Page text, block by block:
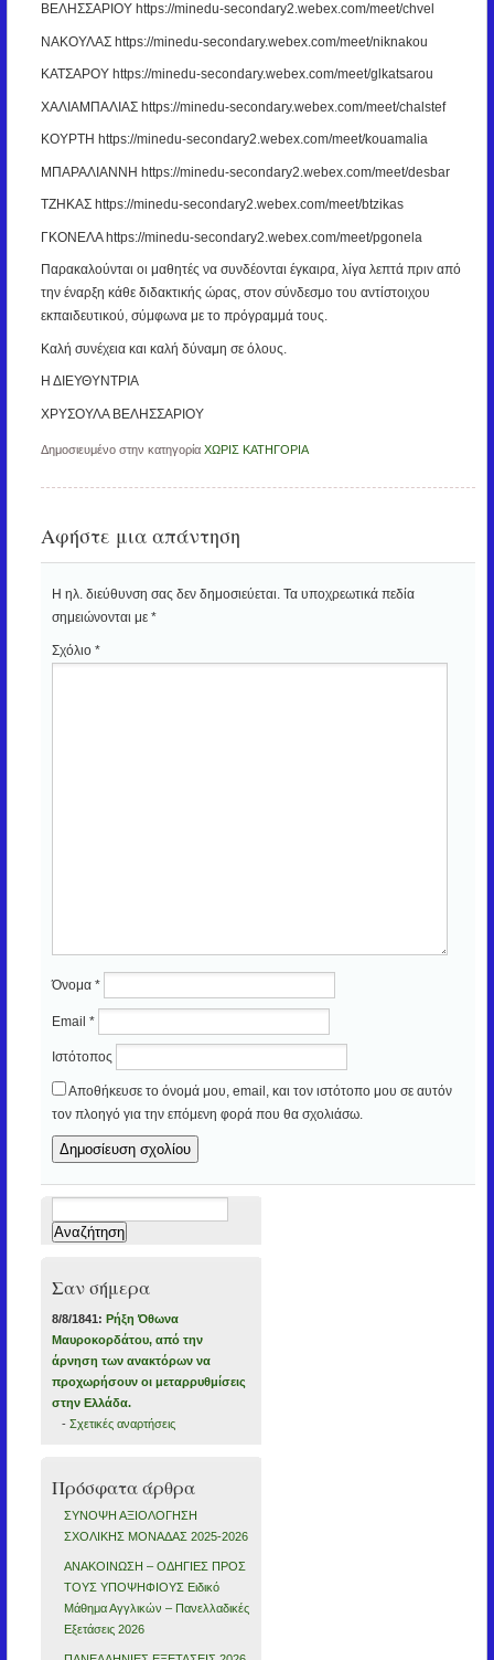
ΒΕΛHΣΣΑΡΙΟΥ https://minedu-secondary2.webex.com/meet/chvel
ΝΑΚΟΥΛΑΣ https://minedu-secondary.webex.com/meet/niknakou
ΚΑΤΣΑΡΟΥ https://minedu-secondary.webex.com/meet/glkatsarou
ΧΑΛΙΑΜΠΑΛΙΑΣ https://minedu-secondary.webex.com/meet/chalstef
ΚΟΥΡΤΗ https://minedu-secondary2.webex.com/meet/kouamalia
ΜΠΑΡΑΛΙΑΝΝΗ https://minedu-secondary2.webex.com/meet/desbar
ΤΖΗΚΑΣ https://minedu-secondary2.webex.com/meet/btzikas
ΓΚΟΝΕΛΑ https://minedu-secondary2.webex.com/meet/pgonela
Παρακαλούνται οι μαθητές να συνδέονται έγκαιρα, λίγα λεπτά πριν από
την έναρξη κάθε διδακτικής ώρας, στον σύνδεσμο του αντίστοιχου
εκπαιδευτικού, σύμφωνα με το πρόγραμμά τους.
Καλή συνέχεια και καλή δύναμη σε όλους.
Η ΔΙΕΥΘΥΝΤΡΙΑ
ΧΡΥΣΟΥΛΑ ΒΕΛΗΣΣΑΡΙΟΥ
Δημοσιευμένο στην κατηγορία ΧΩΡΙΣ ΚΑΤΗΓΟΡΙΑ
Αφήστε μια απάντηση
Η ηλ. διεύθυνση σας δεν δημοσιεύεται. Τα υποχρεωτικά πεδία
σημειώνονται με *
Σχόλιο *
Όνομα *
Email *
Ιστότοπος
Αποθήκευσε το όνομά μου, email, και τον ιστότοπο μου σε αυτόν
τον πλοηγό για την επόμενη φορά που θα σχολιάσω.
για:
Σαν σήμερα
8/8/1841: Ρήξη Όθωνα 
Μαυροκορδάτου, από την
άρνηση των ανακτόρων να
προχωρήσουν οι μεταρρυθμίσεις
στην Ελλάδα.
- Σχετικές αναρτήσεις
Πρόσφατα άρθρα
ΣΥΝΟΨΗ ΑΞΙΟΛΟΓΗΣΗ
ΣΧΟΛΙΚΗΣ ΜΟΝΑΔΑΣ 2025-2026
ΑΝΑΚΟΙΝΩΣΗ – ΟΔΗΓΙΕΣ ΠΡΟΣ
ΤΟΥΣ ΥΠΟΨΗΦΙΟΥΣ Ειδικό
Μάθημα Αγγλικών – Πανελλαδικές
Εξετάσεις 2026